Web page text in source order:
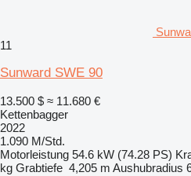
11
Sunward SWE 90
13.500 $ ≈ 11.680 €
Kettenbagger
2022
1.090 M/Std.
Motorleistung 54.6 kW (74.28 PS)
kg Grabtiefe 4,205 m Aushubradius